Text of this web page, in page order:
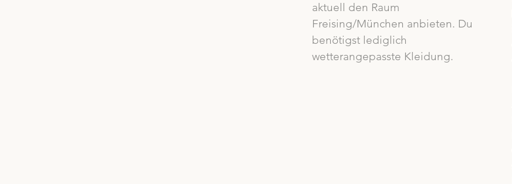
aktuell den Raum
Freising/München anbieten. Du
benötigst lediglich
wetterangepasste Kleidung.